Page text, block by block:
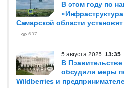
В этом году по
Самарской области
637
5 августа 2026 13:35
В
обсудили меры
Wildberries и